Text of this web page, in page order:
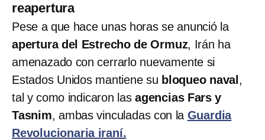
reapertura
Pese a que hace unas horas se anunció la
apertura del Estrecho de Ormuz, Irán ha
amenazado con cerrarlo nuevamente si
Estados Unidos mantiene su bloqueo naval ,
tal y como indicaron lasagencias Fars y
Tasnim, ambas vinculadas con la Guardia
Revolucionaria iraní.